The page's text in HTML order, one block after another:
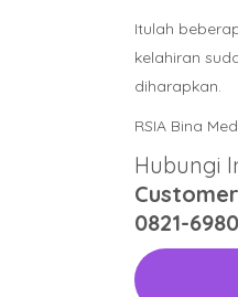
Itulah
kelahiran
diharapkan.
RSIA Bina
Hubungi
0821-